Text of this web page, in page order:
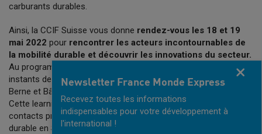
carburants durables.
Ainsi, la CCIF Suisse vous donne rendez-vous les 18 et 19
mai 2022 pour rencontrer les acteurs incontournables de
la mobilité durable et découvrir les innovations du secteur.
Au programme : visites de sites, conférences itinérantes et
instants de networking au départ de Zurich en passant par
Berne et Bâle...
Cette learning expedition vous permettra de nouer des
contacts professionnels avec des experts de la mobilité
durable en Suisse et de décrypter cet écosystème en pleine
Newsletter France Monde Express
Recevez toutes les informations
indispensables pour votre développement à
l'international !